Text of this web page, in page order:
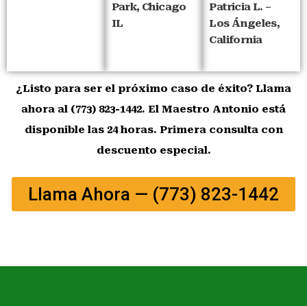
Park, Chicago
IL
Patricia L. –
Los Ángeles,
California
¿Listo para ser el próximo caso de éxito? Llama
ahora al (773) 823-1442. El Maestro Antonio está
disponible las 24 horas. Primera consulta con
descuento especial.
Llama Ahora — (773) 823-1442